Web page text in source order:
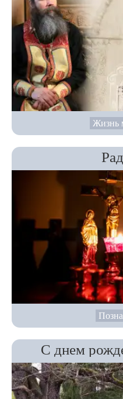
Жизнь
С днем